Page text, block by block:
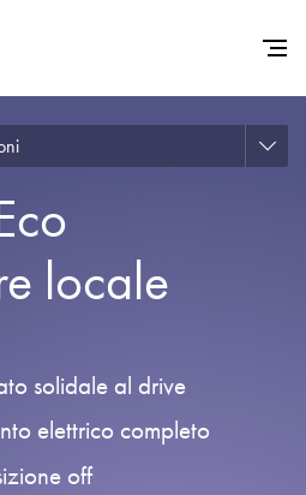
locale
solidale al drive
elettrico completo
off
Home
Assistenza
Opportunità di lavoro
Informazioni